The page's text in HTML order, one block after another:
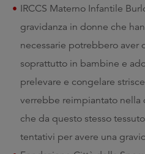
IRCCS Materno Infantile
gravidanza in donne che
necessarie potrebbero aver
soprattutto in bambine e
prelevare e congelare
verrebbe reimpiantato nella
che da questo stesso
tentativi per avere una